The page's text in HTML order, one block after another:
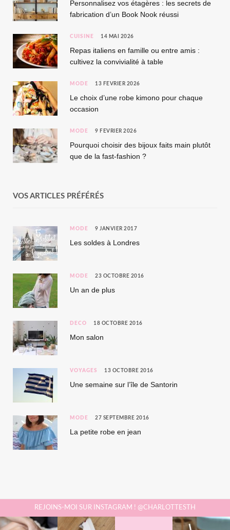
Personnalisez vos étagères : les secrets de
fabrication d’un Book Nook réussi
CUISINE 14 MAI 2026
Repas italiens en famille ou entre amis :
cultivez la convivialité à table
MODE 13 FÉVRIER 2026
Le choix d’une robe kimono pour chaque
occasion
MODE 9 FÉVRIER 2026
Pourquoi choisir des bijoux faits main plutôt
que de la fast-fashion ?
VOS ARTICLES PRÉFÉRÉS
MODE 9 JANVIER 2017
Les soldes à Londres
MODE 23 OCTOBRE 2016
Un an de plus
DÉCO 18 OCTOBRE 2016
Mon salon
VOYAGES 13 OCTOBRE 2016
Une semaine sur l’île de Santorin
MODE 27 SEPTEMBRE 2016
La petite robe en jean
REJOINS-MOI SUR INSTAGRAM ! @CHARLOTTESTH